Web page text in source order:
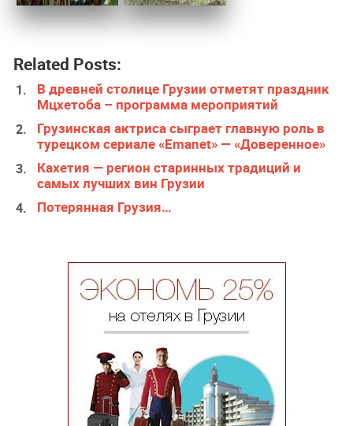
Related Posts:
В древней столице Грузии отметят праздник
Мцхетоба – программа мероприятий
Грузинская актриса сыграет главную роль в
турецком сериале «Emanet» — «Доверенное»
Кахетия — регион старинных традиций и
самых лучших вин Грузии
Потерянная Грузия…